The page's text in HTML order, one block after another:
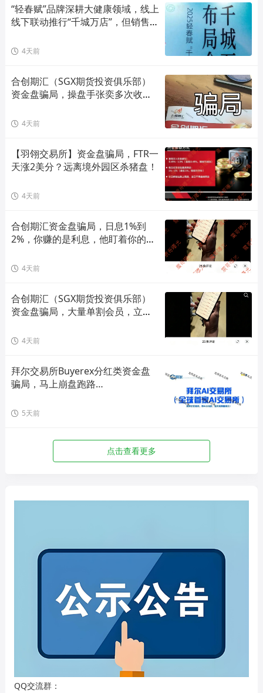
“轻春赋”品牌深耕大健康领域，线上
线下联动推行“千城万店”，但销售模
4天前
合创期汇（SGX期货投资俱乐部）
资金盘骗局，操盘手张奕多次收割
4天前
【羽翎交易所】资金盘骗局，FTR一
天涨2美分？远离境外园区杀猪盘！
4天前
合创期汇资金盘骗局，日息1%到
2%，你赚的是利息，他盯着你的本
4天前
合创期汇（SGX期货投资俱乐部）
资金盘骗局，大量单割会员，立即
4天前
拜尔交易所Buyerex分红类资金盘
骗局，马上崩盘跑路…
5天前
点击查看更多
QQ交流群：